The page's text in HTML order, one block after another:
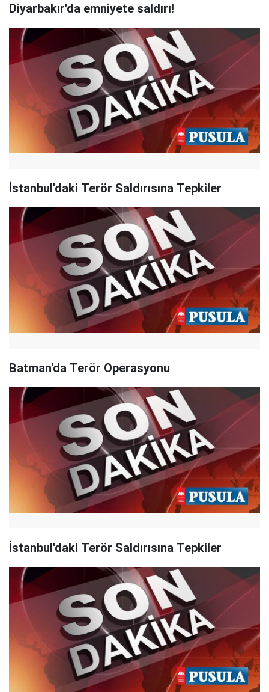
Diyarbakır'da emniyete saldırı!
İstanbul'daki Terör Saldırısına Tepkiler
Batman'da Terör Operasyonu
İstanbul'daki Terör Saldırısına Tepkiler